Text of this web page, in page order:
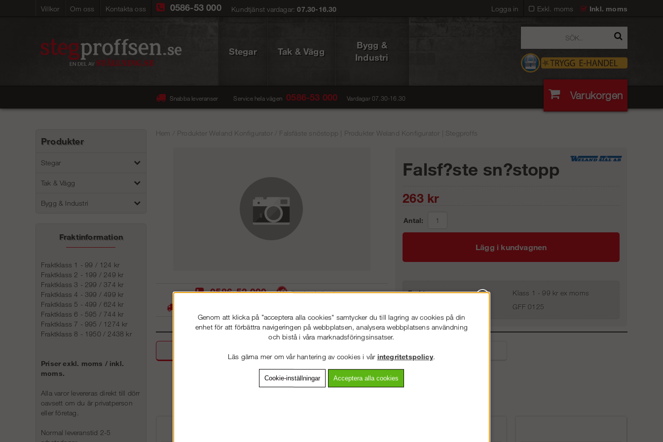
Villkor Om oss Kontakta oss Exkl. moms Inkl. moms
0586-53 000 Kundtjänst vardagar:07.30-16.30 Logga in
Stegar Tak & Vägg
Bygg &
Industri
Snabba leveranser Service hela vägen 0586-53 000 Vardagar 07.30-16.30 Varukorgen
Produkter
Stegar
Tak & Vägg
Bygg & Industri
Fraktinformation
Fraktklass 1 - 99 / 124 kr
Fraktklass 2 - 199 / 249 kr
Fraktklass 3 - 299 / 374 kr
Fraktklass 4 - 399 / 499 kr
Fraktklass 5 - 499 / 624 kr
Fraktklass 6 - 595 / 744 kr
Fraktklass 7 - 995 / 1274 kr
Fraktklass 8 - 1950 / 2438 kr
Priser exkl. moms / inkl.
moms.
Alla varor levereras direkt till dörr
oavsett om du är privatperson
eller företag.
Normal leveranstid 2-5
Hem Produkter Weland Konfigurator/ Falsfäste snöstopp | Produkter Weland Konfigurator | Stegproffs
0586-53 000
Service hela vägen
Falsf?ste sn?stopp
263kr
Antal:
Lägg i kundvagnen
Frakt:
Klass 1 - 99 kr ex moms
GFF 0125
Andra köpte även
Genom att klicka på "acceptera alla cookies" samtycker du till lagring av cookies på din
enhet för att förbättra navigeringen på webbplatsen, analysera webbplatsens användning
och bistå i våra marknadsföringsinsatser.
Läs gärna mer om vår hantering av cookies i vår integritetspolicy.
Cookie-inställningar Acceptera alla cookies
VÄNLIGEN VÄLJ PRIVAT ELLER FÖRETAG NEDAN.